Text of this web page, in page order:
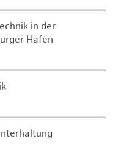
in der
Hafen